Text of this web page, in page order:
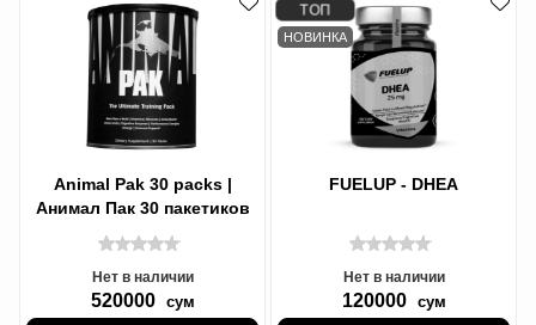
Animal Pak 30 packs |
Анимал Пак 30 пакетиков
Нет в наличии
520000 сум
ТОП
НОВИНКА
FUELUP - DHEA
Нет в наличии
120000 сум